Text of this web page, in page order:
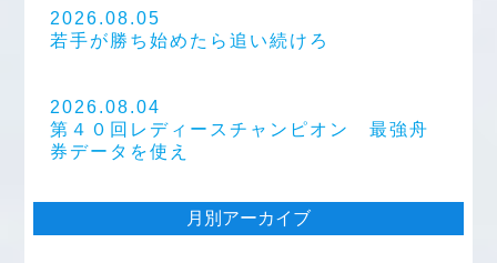
2026.08.05
若手が勝ち始めたら追い続けろ
2026.08.04
第４０回レディースチャンピオン 最強舟
券データを使え
月別アーカイブ